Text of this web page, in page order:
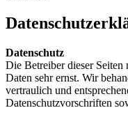
Datenschutz
Die Betreiber dieser Seiten
Daten sehr ernst. Wir
vertraulich und
Datenschutzvorschriften